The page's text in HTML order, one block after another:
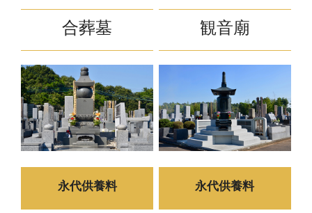
合葬墓
永代供養料
観音廟
永代供養料